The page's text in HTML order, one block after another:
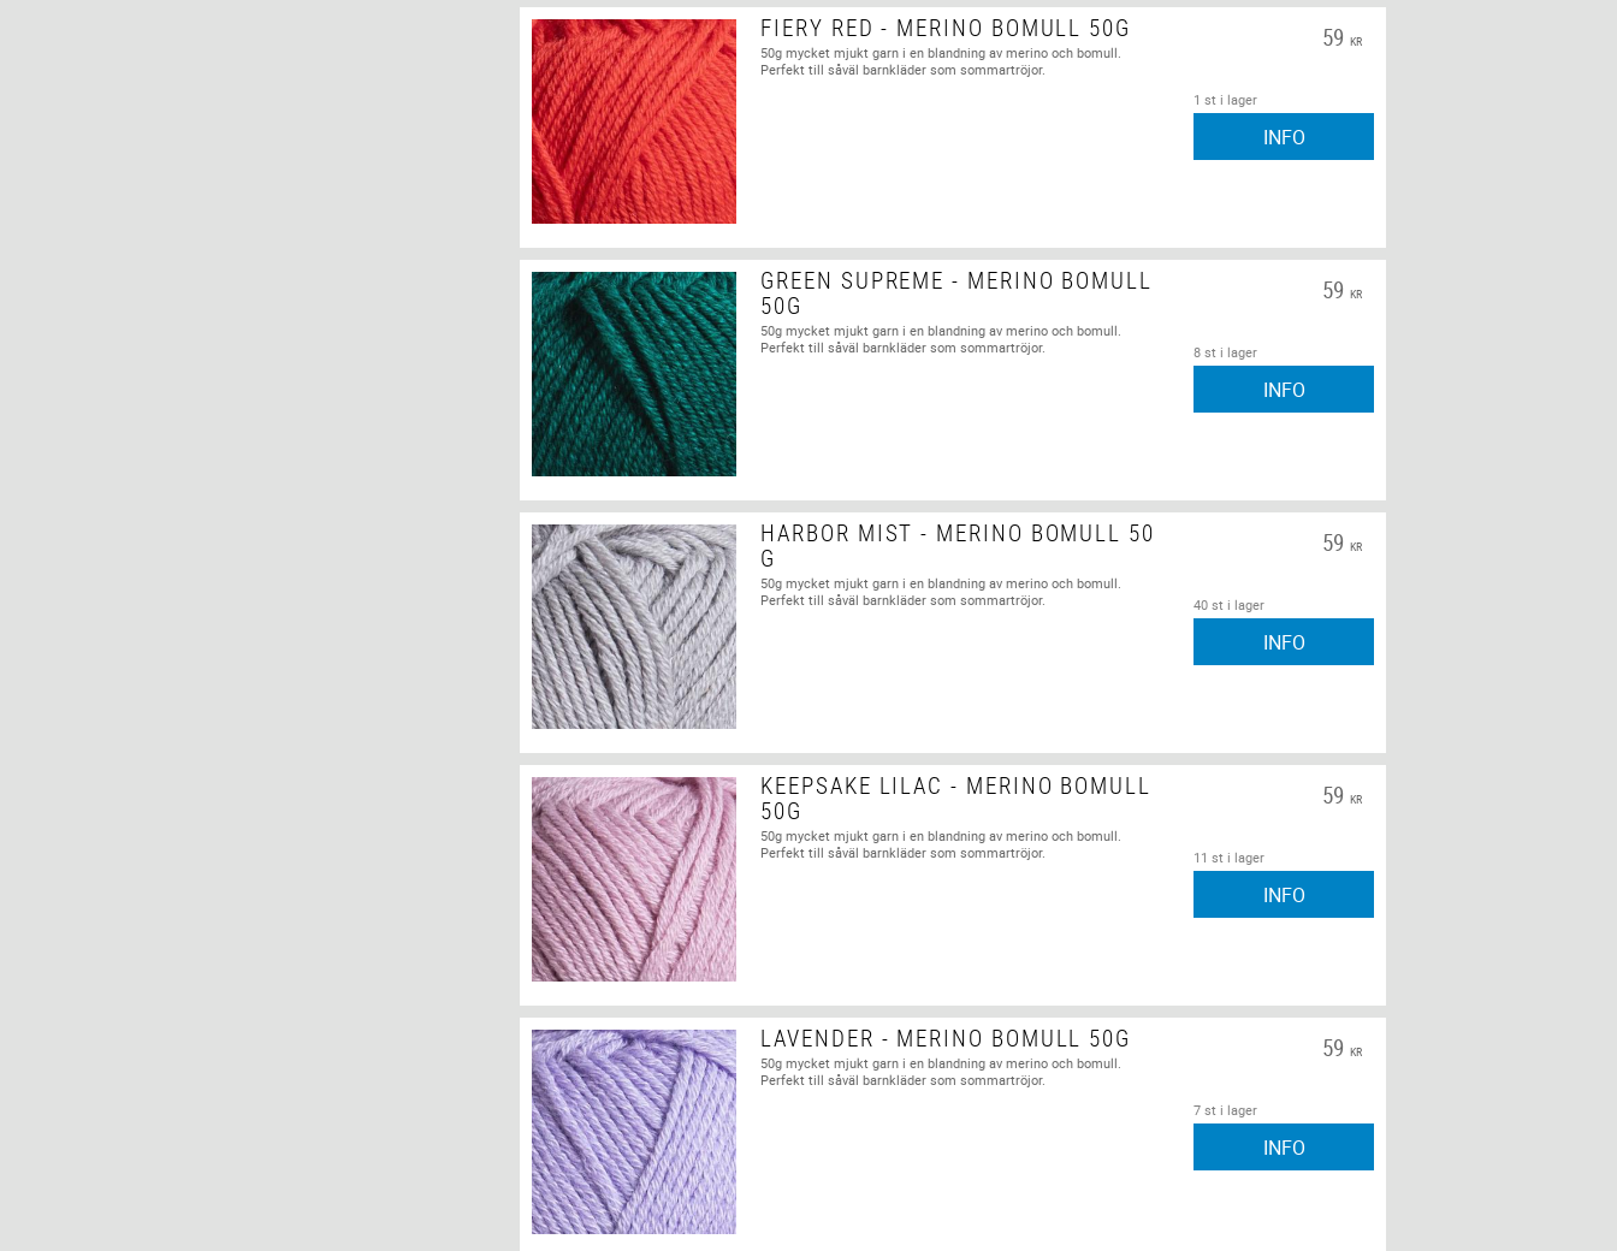
FIERY RED - MERINO BOMULL 50G
50g mycket mjukt garn i en blandning av merino och bomull.
Perfekt till såväl barnkläder som sommartröjor.
59 KR
1 st i lager
INFO
GREEN SUPREME - MERINO BOMULL
50G
50g mycket mjukt garn i en blandning av merino och bomull.
Perfekt till såväl barnkläder som sommartröjor.
59 KR
8 st i lager
INFO
HARBOR MIST - MERINO BOMULL 50
G
50g mycket mjukt garn i en blandning av merino och bomull.
Perfekt till såväl barnkläder som sommartröjor.
59 KR
40 st i lager
INFO
KEEPSAKE LILAC - MERINO BOMULL
50G
50g mycket mjukt garn i en blandning av merino och bomull.
Perfekt till såväl barnkläder som sommartröjor.
59 KR
11 st i lager
INFO
LAVENDER - MERINO BOMULL 50G
50g mycket mjukt garn i en blandning av merino och bomull.
Perfekt till såväl barnkläder som sommartröjor.
59 KR
7 st i lager
INFO